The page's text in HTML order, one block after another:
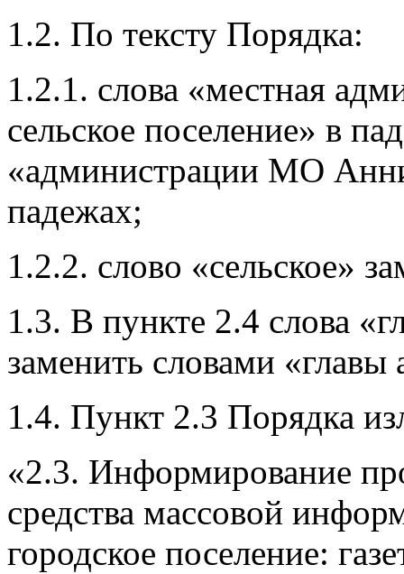
1.2. По тексту Порядка:
1.2.1. слова «местная
сельское поселение» в
«администрации МО
падежах;
1.2.2. слово «сельское»
1.3. В пункте 2.4 слова
заменить словами
1.4. Пункт 2.3 Порядка
«2.3. Информирование
средства массовой
городское поселение: